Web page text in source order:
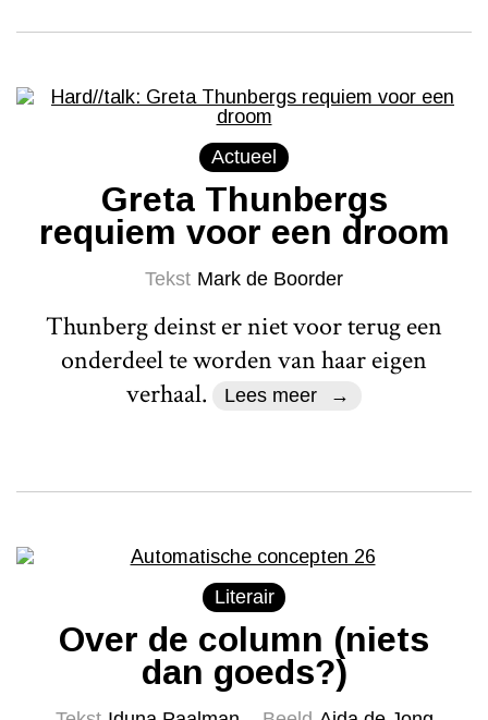
Actueel
Greta Thunbergs
requiem voor een droom
Tekst Mark de Boorder
Thunberg deinst er niet voor terug een
onderdeel te worden van haar eigen
verhaal.
Lees meer
Literair
Over de column (niets
dan goeds?)